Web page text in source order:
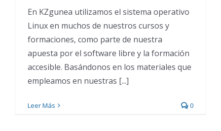
En KZgunea utilizamos el sistema operativo
Linux en muchos de nuestros cursos y
formaciones, como parte de nuestra
apuesta por el software libre y la formación
accesible. Basándonos en los materiales que
empleamos en nuestras [...]
Leer Más 0